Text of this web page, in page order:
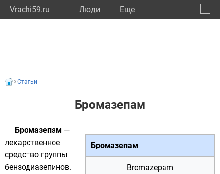
Vrachi59.ru Люди Eще
Статьи
Бромазепам
Бромазепам
Bromazepam
Бромазепам —
лекарственное
средство группы
бензодиазепинов.